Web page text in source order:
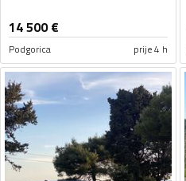
14 500€
Podgorica prije 4 h